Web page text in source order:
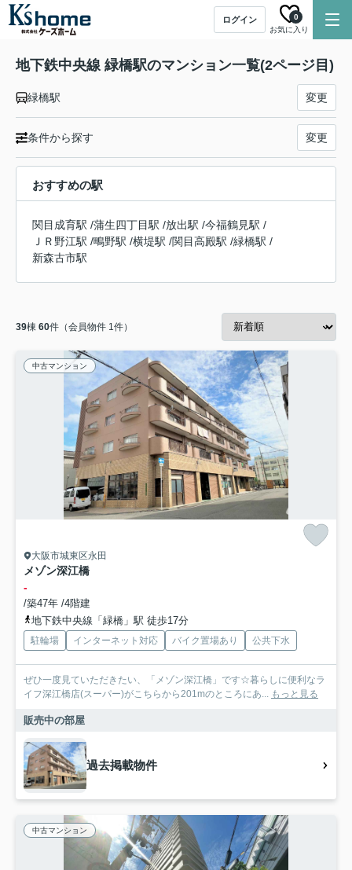
ログイン
お気に入り
0
地下鉄中央線 緑橋駅のマンション一覧(2ページ目)
緑橋駅 変更
条件から探す 変更
おすすめの駅
関目成育駅 /蒲生四丁目駅 /放出駅 /今福鶴見駅 /
ＪＲ野江駅 /鴫野駅 /横堤駅 /関目高殿駅 /緑橋駅 /
新森古市駅
39棟 60件（会員物件 1件）
中古マンション
大阪市城東区永田
メゾン深江橋
-
/築47年 /4階建
地下鉄中央線「緑橋」駅 徒歩17分
駐輪場 インターネット対応 バイク置場あり 公共下水
ぜひ一度見ていただきたい、「メゾン深江橋」です☆暮らしに便利なラ
イフ深江橋店(スーパー)がこちらから201mのところにあ... もっと見る
販売中の部屋
過去掲載物件
中古マンション